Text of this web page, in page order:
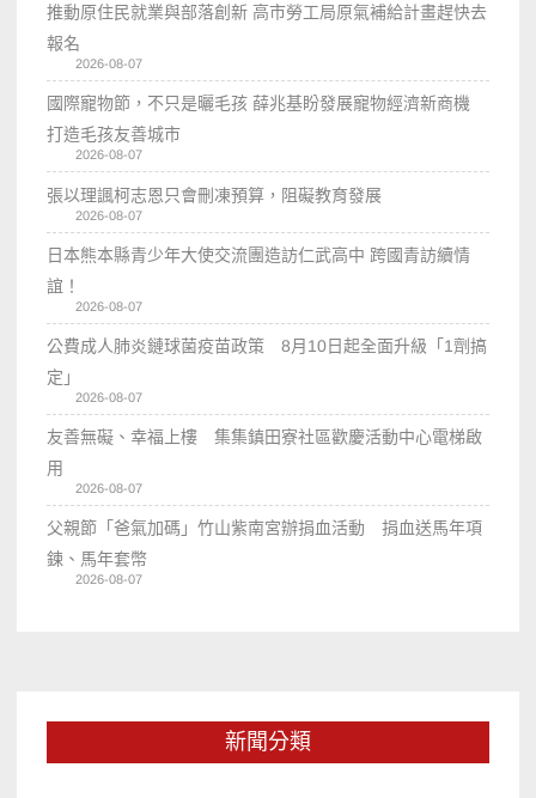
推動原住民就業與部落創新 高市勞工局原氣補給計畫趕快去
報名
2026-08-07
國際寵物節，不只是曬毛孩 薛兆基盼發展寵物經濟新商機
打造毛孩友善城市
2026-08-07
張以理諷柯志恩只會刪凍預算，阻礙教育發展
2026-08-07
日本熊本縣青少年大使交流團造訪仁武高中 跨國青訪續情
誼！
2026-08-07
公費成人肺炎鏈球菌疫苗政策 8月10日起全面升級「1劑搞
定」
2026-08-07
友善無礙、幸福上樓 集集鎮田寮社區歡慶活動中心電梯啟
用
2026-08-07
父親節「爸氣加碼」竹山紫南宮辦捐血活動 捐血送馬年項
鍊、馬年套幣
2026-08-07
新聞分類